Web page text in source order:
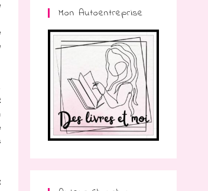
Mon Autoentreprise